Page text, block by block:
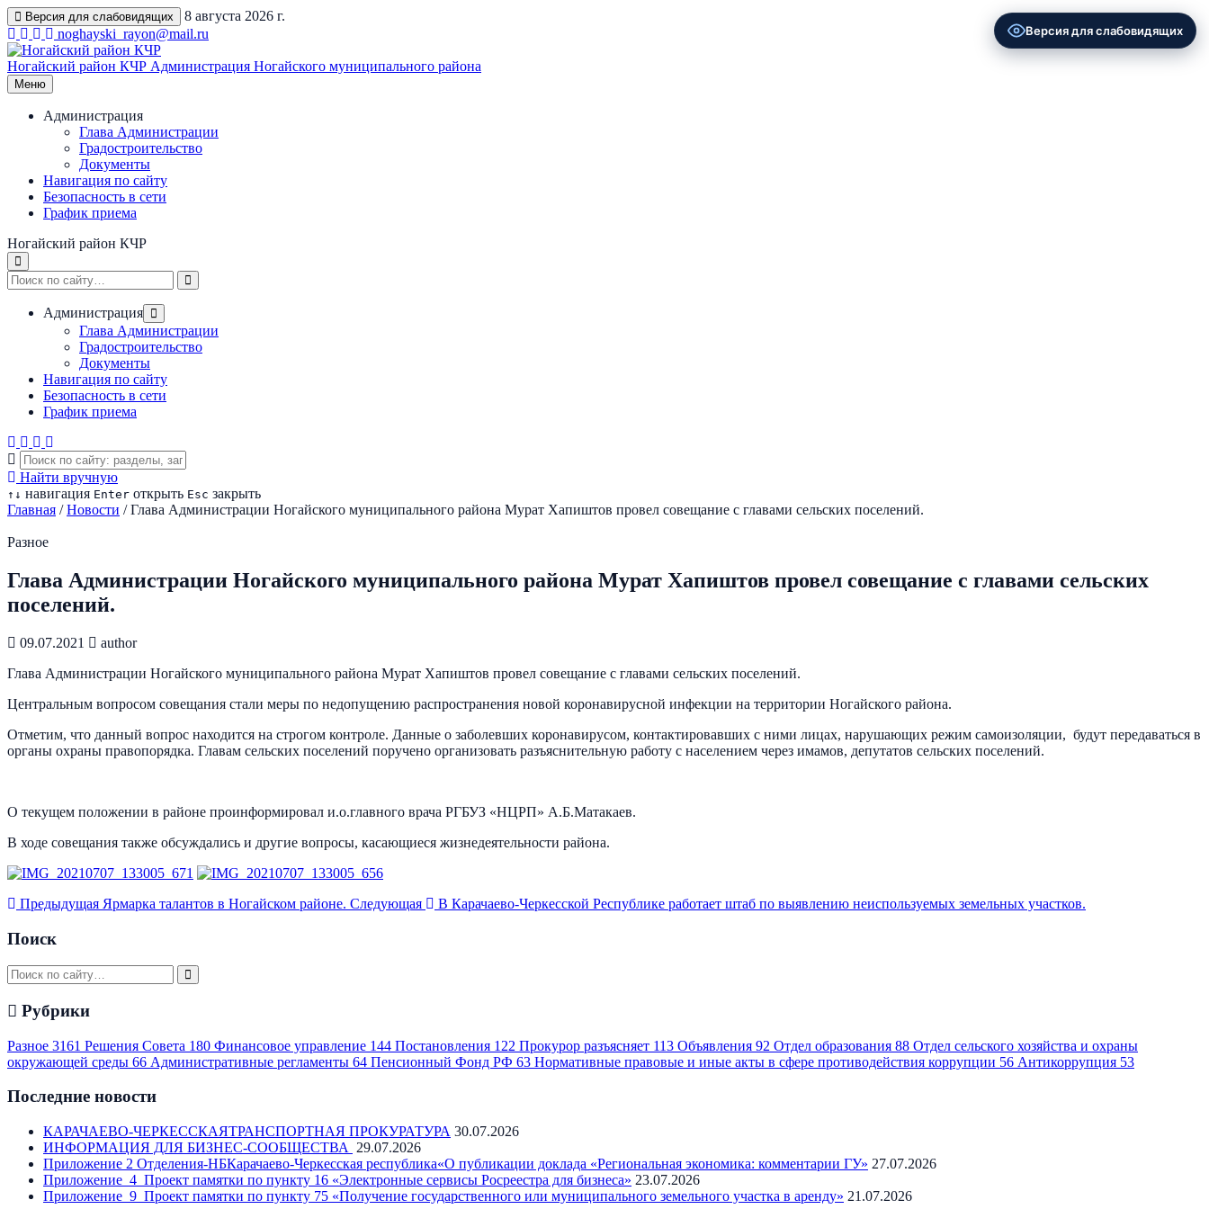
Перейти
к
содержимому
Версия для слабовидящих
8 августа 2026 г.
noghayski_rayon@mail.ru
Ногайский район КЧР Администрация Ногайского муниципального района
Меню
Администрация
Глава Администрации
Градостроительство
Документы
Навигация по сайту
Безопасность в сети
График приема
Ногайский район КЧР
Администрация
Глава Администрации
Градостроительство
Документы
Навигация по сайту
Безопасность в сети
График приема
Найти вручную
↑ ↓ навигация Enter открыть Esc закрыть
Главная / Новости / Глава Администрации Ногайского муниципального района Мурат Хапиштов провел совещание с главами сельских поселений.
Разное
Глава Администрации Ногайского муниципального района Мурат Хапиштов провел совещание с главами сельских
поселений.
09.07.2021
author
Глава Администрации Ногайского муниципального района Мурат Хапиштов провел совещание с главами сельских поселений.
Центральным вопросом совещания стали меры по недопущению распространения новой коронавирусной инфекции на территории Ногайского района.
Отметим, что данный вопрос находится на строгом контроле. Данные о заболевших коронавирусом, контактировавших с ними лицах, нарушающих режим самоизоляции, будут передаваться в
органы охраны правопорядка. Главам сельских поселений поручено организовать разъяснительную работу с населением через имамов, депутатов сельских поселений.
О текущем положении в районе проинформировал и.о.главного врача РГБУЗ «НЦРП» А.Б.Матакаев.
В ходе совещания также обсуждались и другие вопросы, касающиеся жизнедеятельности района.
Предыдущая Ярмарка талантов в Ногайском районе. Следующая В Карачаево-Черкесской Республике работает штаб по выявлению неиспользуемых земельных участков.
Поиск
Рубрики
Разное 3161 Решения Совета 180 Финансовое управление 144 Постановления 122 Прокурор разъясняет 113 Объявления 92 Отдел образования 88 Отдел сельского хозяйства и охраны
окружающей среды 66 Административные регламенты 64 Пенсионный Фонд РФ 63 Нормативные правовые и иные акты в сфере противодействия коррупции 56 Антикоррупция 53
Последние новости
КАРАЧАЕВО-ЧЕРКЕССКАЯТРАНСПОРТНАЯ ПРОКУРАТУРА 30.07.2026
ИНФОРМАЦИЯ ДЛЯ БИЗНЕС-СООБЩЕСТВА
29.07.2026
Приложение 2 Отделения-НБКарачаево-Черкесская республика«О публикации доклада «Региональная экономика: комментарии ГУ» 27.07.2026
Приложение_4_Проект памятки по пункту 16 «Электронные сервисы Росреестра для бизнеса» 23.07.2026
Приложение_9_Проект памятки по пункту 75 «Получение государственного или муниципального земельного участка в аренду» 21.07.2026
Версия для слабовидящих